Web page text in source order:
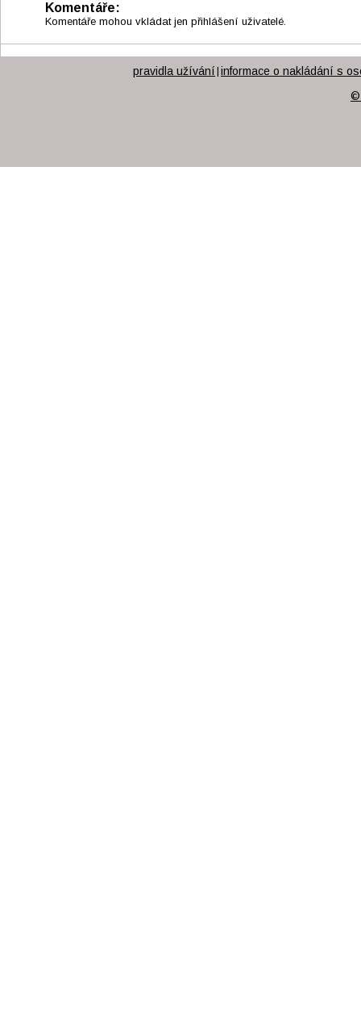
Komentáře:
Komentáře mohou vkládat jen přihlášení uživatelé.
pravidla užívání informace o nakládání s
©